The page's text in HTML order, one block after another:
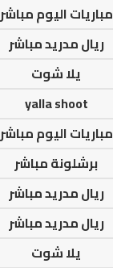
مباريات اليوم مباشر
ريال مدريد مباشر
يلا شوت
yalla shoot
مباريات اليوم مباشر
برشلونة مباشر
ريال مدريد مباشر
ريال مدريد مباشر
يلا شوت